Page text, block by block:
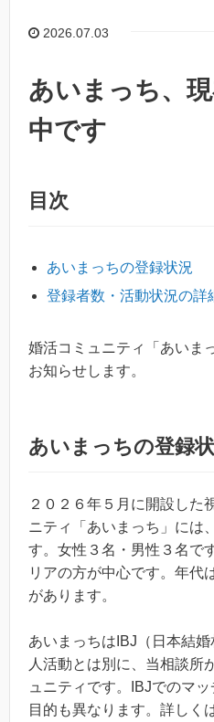
2026.07.03
あいまっち、
中です
目次
あいまっちの登録状況
登録者数・活動状況の詳
婚活コミュニティ「あいま
お知らせします。
あいまっちの登録
２０２６年５月に開設した
ニティ「あいまっち」には
す。女性３名・男性３名で
リアの方が中心です。年代
があります。
あいまっちはIBJ（日本結
人活動とは別に、当相談所
ュニティです。IBJでのマ
目的も異なります。詳しく